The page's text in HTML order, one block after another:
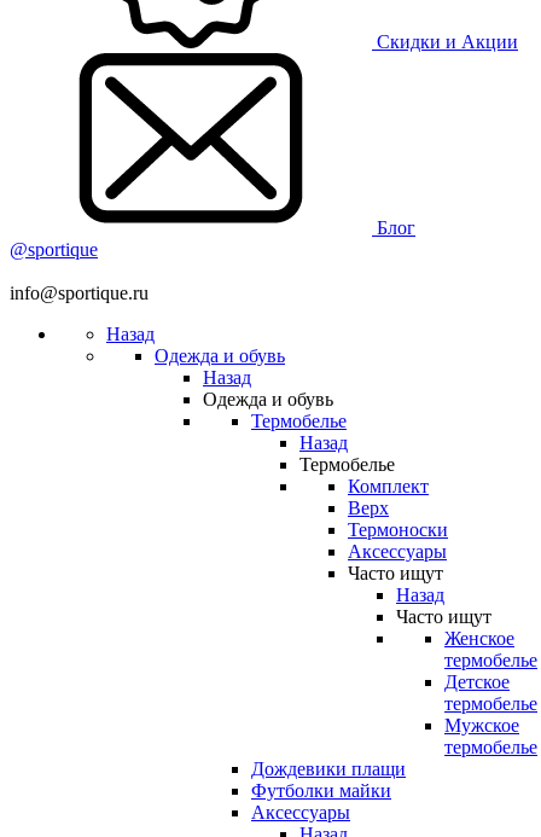
Скидки и Акции
Блог
@sportique
info@sportique.ru
Назад
Одежда и обувь
Назад
Одежда и обувь
Термобелье
Назад
Термобелье
Комплект
Верх
Термоноски
Аксессуары
Часто ищут
Назад
Часто ищут
Женское
термобелье
Детское
термобелье
Мужское
термобелье
Дождевики плащи
Футболки майки
Аксессуары